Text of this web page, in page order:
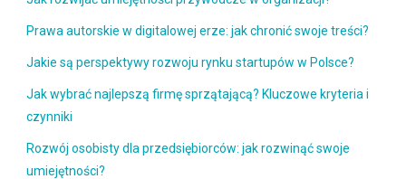
Prawa autorskie w digitalowej erze: jak chronić swoje treści?
Jakie są perspektywy rozwoju rynku startupów w Polsce?
Jak wybrać najlepszą firmę sprzątającą? Kluczowe kryteria i
czynniki
Rozwój osobisty dla przedsiębiorców: jak rozwinąć swoje
umiejętności?